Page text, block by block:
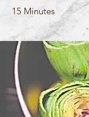
15 Minutes